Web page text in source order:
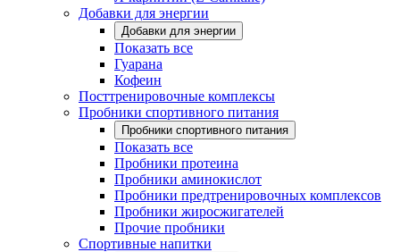
Добавки для энергии
Добавки для энергии
Показать все
Гуарана
Кофеин
Посттренировочные комплексы
Пробники спортивного питания
Пробники спортивного питания
Показать все
Пробники протеина
Пробники аминокислот
Пробники предтренировочных комплексов
Пробники жиросжигателей
Прочие пробники
Спортивные напитки